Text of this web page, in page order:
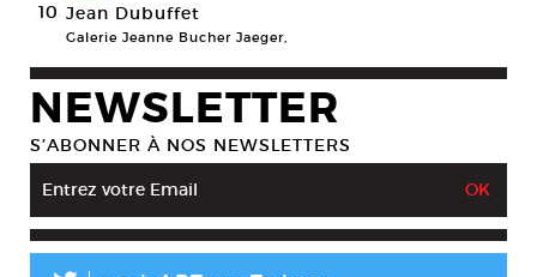
10 Jean Dubuffet
Galerie Jeanne Bucher Jaeger,
NEWSLETTER
S’ABONNER À NOS NEWSLETTERS